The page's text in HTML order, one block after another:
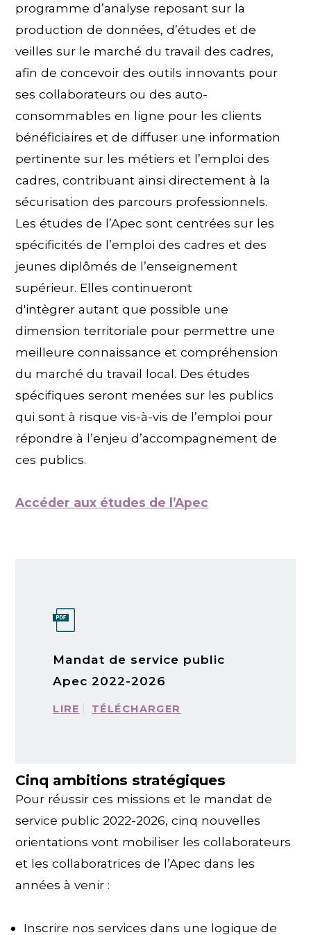
programme d’analyse reposant sur la
production de données, d’études et de
veilles sur le marché du travail des cadres,
afin de concevoir des outils innovants pour
ses collaborateurs ou des auto-
consommables en ligne pour les clients
bénéficiaires et de diffuser une information
pertinente sur les métiers et l’emploi des
cadres, contribuant ainsi directement à la
sécurisation des parcours professionnels.
Les études de l’Apec sont centrées sur les
spécificités de l’emploi des cadres et des
jeunes diplômés de l’enseignement
supérieur. Elles continueront
d'intègrer autant que possible une
dimension territoriale pour permettre une
meilleure connaissance et compréhension
du marché du travail local. Des études
spécifiques seront menées sur les publics
qui sont à risque vis-à-vis de l’emploi pour
répondre à l’enjeu d’accompagnement de
ces publics.
Accéder aux études de l’Apec
Mandat de service public
Apec 2022-2026
LIRE TÉLÉCHARGER
Cinq ambitions stratégiques
Pour réussir ces missions et le mandat de
service public 2022-2026, cinq nouvelles
orientations vont mobiliser les collaborateurs
et les collaboratrices de l’Apec dans les
années à venir :
Inscrire nos services dans une logique de